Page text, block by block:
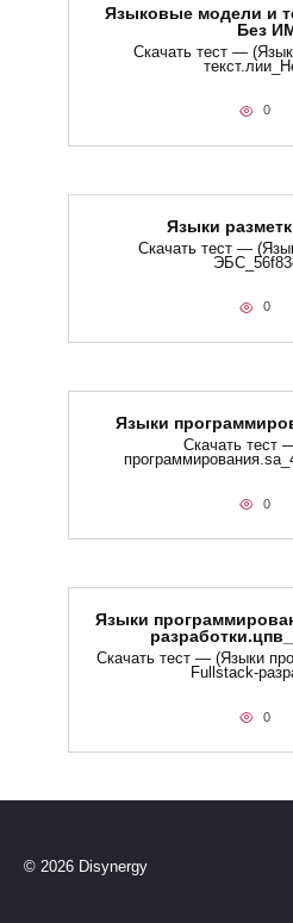
Языковые модели и
Без
Скачать тест —
0
Языки
Скачать тест —
0
Языки
Скачать тест
0
Языки
Скачать тест — (Языки
Fullstack-
0
© 2026 Disynergy